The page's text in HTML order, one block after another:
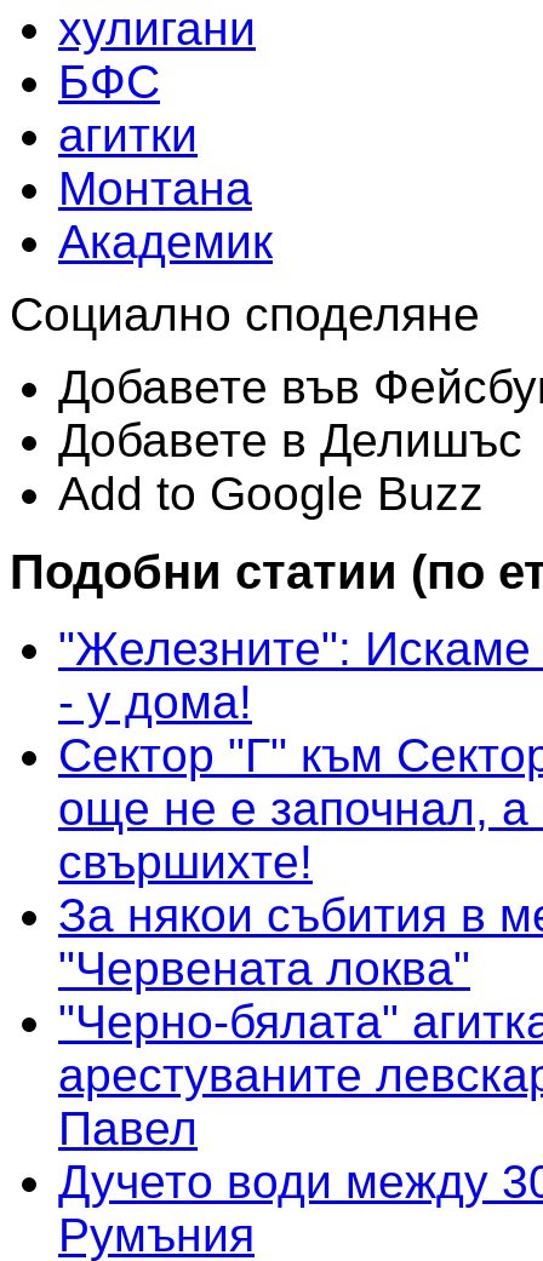
хулигани
БФС
агитки
Монтана
Академик
Социално споделяне
Добавете във
Добавете в Делишъс
Add to Google Buzz
Подобни статии (по
"Железните":
- у дома!
Сектор "Г" към
още не е започнал, а
свършихте!
За някои събития в
"Червената локва"
"Черно-бялата"
арестуваните
Павел
Дучето води между
Румъния